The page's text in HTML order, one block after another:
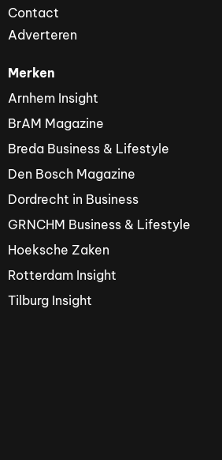
Contact
Adverteren
Merken
Arnhem Insight
BrAM Magazine
Breda Business & Lifestyle
Den Bosch Magazine
Dordrecht in Business
GRNCHM Business & Lifestyle
Hoeksche Zaken
Rotterdam Insight
Tilburg Insight